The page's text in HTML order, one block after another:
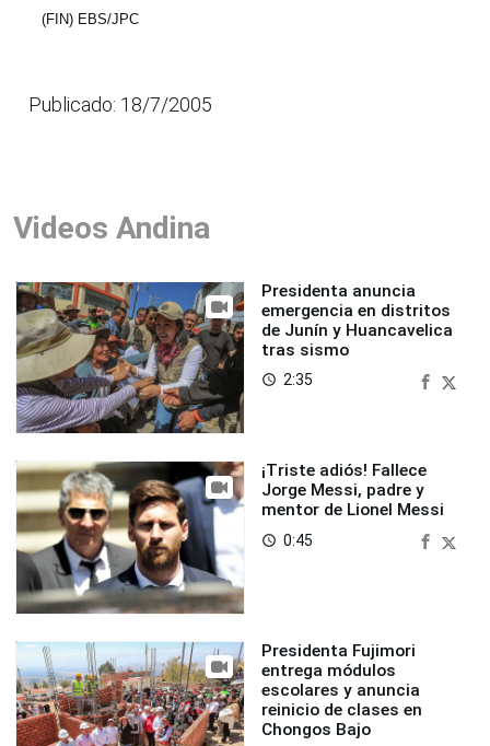
(FIN) EBS/JPC
Publicado: 18/7/2005
Videos Andina
Presidenta anuncia
emergencia en distritos
de Junín y Huancavelica
tras sismo
access_time 2:35
¡Triste adiós! Fallece
Jorge Messi, padre y
mentor de Lionel Messi
access_time 0:45
Presidenta Fujimori
entrega módulos
escolares y anuncia
reinicio de clases en
Chongos Bajo